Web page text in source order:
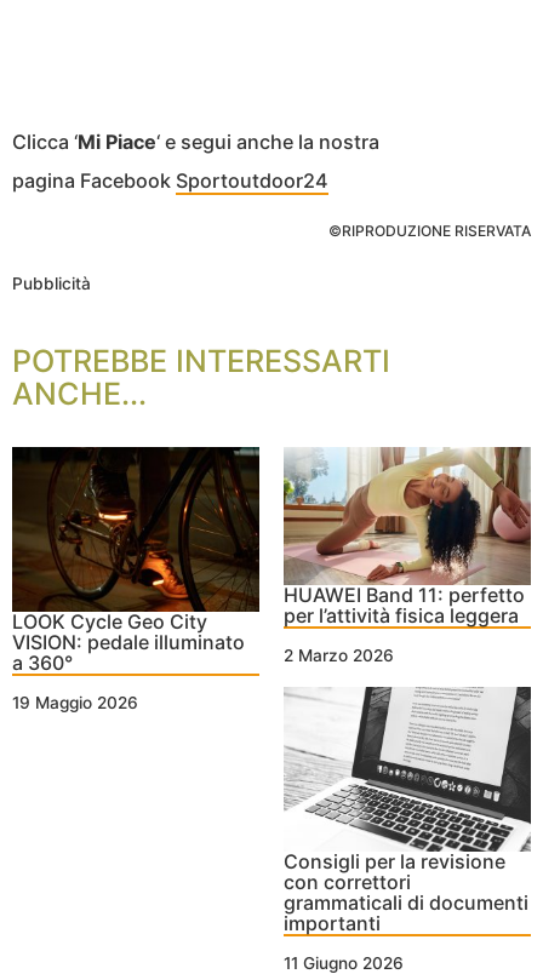
Clicca ‘Mi Piace‘ e segui anche la nostra
pagina Facebook Sportoutdoor24
©RIPRODUZIONE RISERVATA
Pubblicità
POTREBBE INTERESSARTI
ANCHE...
LOOK Cycle Geo City
VISION: pedale illuminato
a 360°
19 Maggio 2026
HUAWEI Band 11: perfetto
per l’attività fisica leggera
2 Marzo 2026
Consigli per la revisione
con correttori
grammaticali di documenti
importanti
11 Giugno 2026